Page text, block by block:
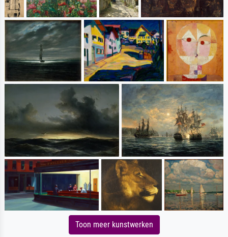
Toon meer kunstwerken